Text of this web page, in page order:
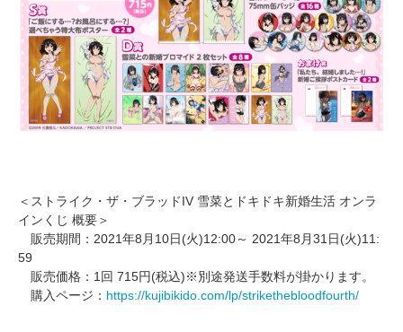
＜ストライク・ザ・ブラッドIV 雪菜とドキドキ新婚生活 オンラ
インくじ 概要＞
販売期間：2021年8月10日(火)12:00～ 2021年8月31日(火)11:
59
販売価格：1回 715円(税込)※別途発送手数料が掛かります。
購入ページ： https://kujibikido.com/lp/strikethebloodfourth/